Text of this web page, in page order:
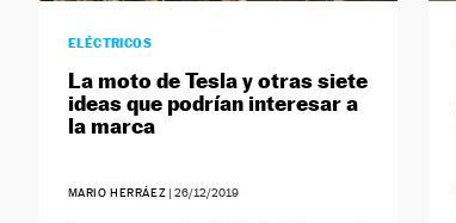
ELÉCTRICOS
La moto de Tesla y otras siete
ideas que podrían interesar a
la marca
MARIO HERRÁEZ |26/12/2019